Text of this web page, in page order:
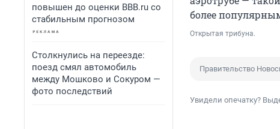
повышен до оценки BBB.ru со
стабильным прогнозом
Столкнулись на переезде:
поезд смял автомобиль
между Мошково и Сокуром —
фото последствий
более
Открытая трибуна.
Правительство
Увидели опечатку?